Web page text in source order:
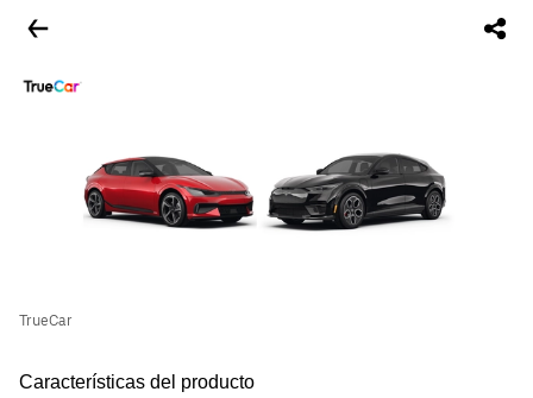
TrueCar
Características del producto